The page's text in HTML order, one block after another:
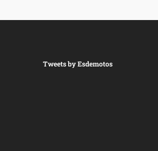
Tweets by Esdemotos